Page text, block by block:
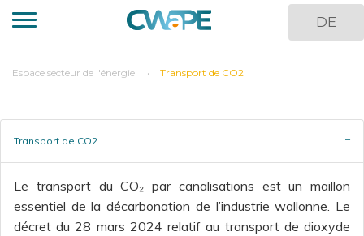
Aller
au
principal
DE
You
here
Espace secteur de l'énergie Transport de CO2
Transport de CO2
Le transport du CO₂ par canalisations est un maillon
essentiel de la décarbonation de l’industrie wallonne. Le
décret du 28 mars 2024 relatif au transport de dioxyde